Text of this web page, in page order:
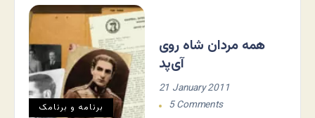
برنامه و برنامک
همه مردان شاه روی
آی‌پد
21 January 2011
5 Comments